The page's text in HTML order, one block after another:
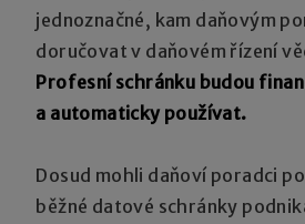
jednoznačné, kam daňovým
doručovat v daňovém řízení
Profesní schránku budou
a automaticky používat.
Dosud mohli daňoví poradci
běžné datové schránky